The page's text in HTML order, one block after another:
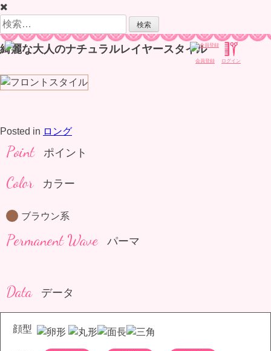
Skip
to
content
検
索:
会員登録 ログイン
綺麗な大人のナチュラルレイヤースタイル
Posted in ロング
Point ポイント
Color カラー
ブラウン系
Permanent Wave パーマ
Data データ
顔型